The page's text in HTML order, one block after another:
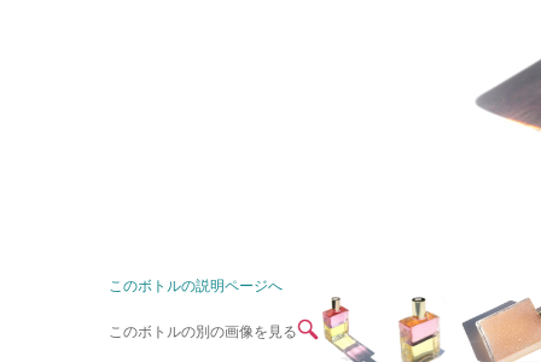
このボトルの説明ページへ
このボトルの別の画像を見る